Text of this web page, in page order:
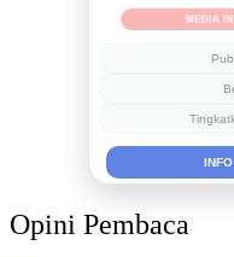
MEDIA
Opini Pembaca